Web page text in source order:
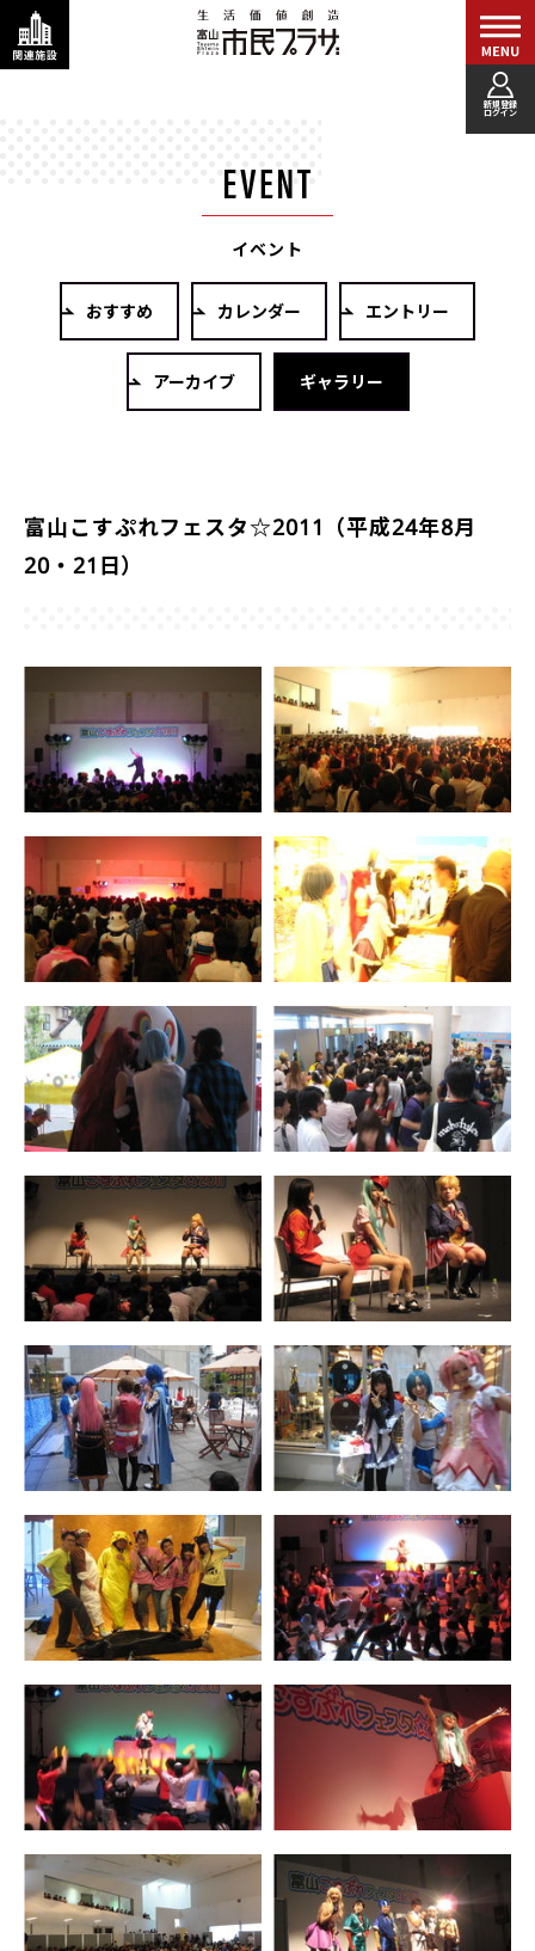
新規登録
ログイン
イベント
おすすめ カレンダー エントリー
アーカイブ ギャラリー
富山こすぷれフェスタ☆2011（平成24年8月
20・21日）